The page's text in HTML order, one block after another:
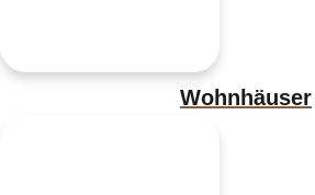
Wohnhäuser